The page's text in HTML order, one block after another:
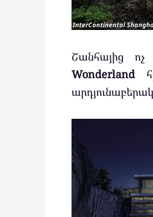
Շանհայից
Wonderland